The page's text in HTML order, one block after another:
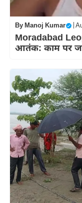
ByManoj Kumar
Moradabad
आतंक: काम पर जा